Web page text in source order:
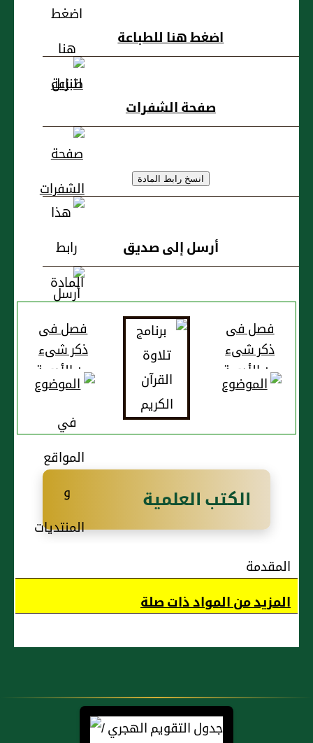
جاءت على لسانه
وسلم : حرف النون
اضغط هنا للطباعة
صفحة الشفرات
أرسل إلى صديق
فصل فى
ذكر شىء
من الأدوية
والأغذية
التى جاءت
صلى الله
عليه وسلم :
حرف الميم
فصل فى
ذكر شىء
من الأدوية
والأغذية
المفردة
التى جاءت
على لسانه
صلى الله
عليه وسلم :
حرف الهاء
الكتب العلمية
المقدمة
المزيد من المواد ذات صلة